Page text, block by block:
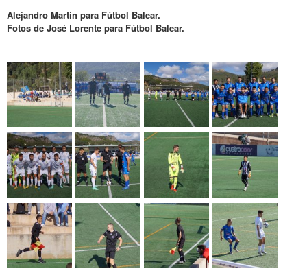
Alejandro Martín para Fútbol Balear.
Fotos de José Lorente para Fútbol Balear.